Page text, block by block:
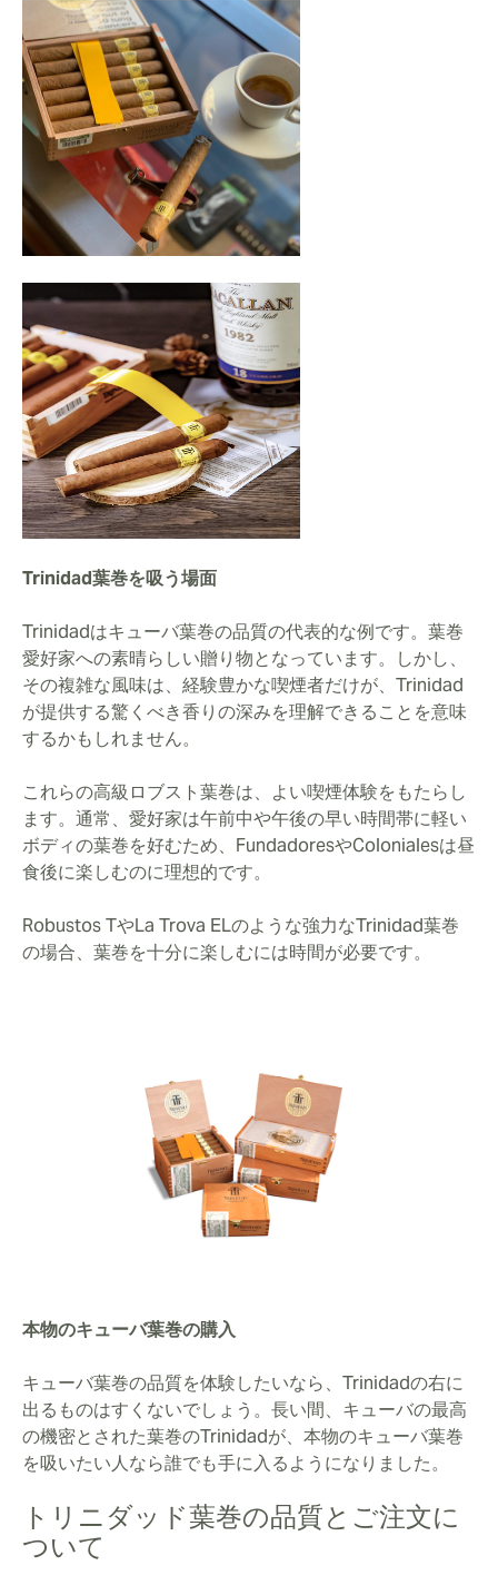
Trinidad葉巻を吸う場面
Trinidadはキューバ葉巻の品質の代表的な例です。葉巻
愛好家への素晴らしい贈り物となっています。しかし、
その複雑な風味は、経験豊かな喫煙者だけが、Trinidad
が提供する驚くべき香りの深みを理解できることを意味
するかもしれません。
これらの高級ロブスト葉巻は、よい喫煙体験をもたらし
ます。通常、愛好家は午前中や午後の早い時間帯に軽い
ボディの葉巻を好むため、FundadoresやColonialesは昼
食後に楽しむのに理想的です。
Robustos TやLa Trova ELのような強力なTrinidad葉巻
の場合、葉巻を十分に楽しむには時間が必要です。
本物のキューバ葉巻の購入
キューバ葉巻の品質を体験したいなら、Trinidadの右に
出るものはすくないでしょう。長い間、キューバの最高
の機密とされた葉巻のTrinidadが、本物のキューバ葉巻
を吸いたい人なら誰でも手に入るようになりました。
トリニダッド葉巻の品質とご注文に
ついて